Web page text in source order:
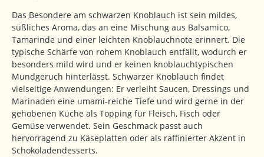
Das Besondere am schwarzen Knoblauch ist sein mildes,
süßliches Aroma, das an eine Mischung aus Balsamico,
Tamarinde und einer leichten Knoblauchnote erinnert. Die
typische Schärfe von rohem Knoblauch entfällt, wodurch er
besonders mild wird und er keinen knoblauchtypischen
Mundgeruch hinterlässt. Schwarzer Knoblauch findet
vielseitige Anwendungen: Er verleiht Saucen, Dressings und
Marinaden eine umami-reiche Tiefe und wird gerne in der
gehobenen Küche als Topping für Fleisch, Fisch oder
Gemüse verwendet. Sein Geschmack passt auch
hervorragend zu Käseplatten oder als raffinierter Akzent in
Schokoladendesserts.